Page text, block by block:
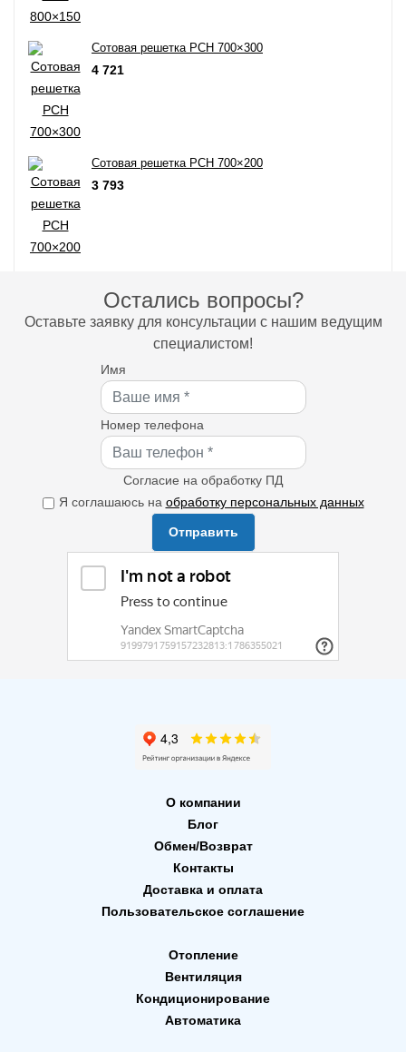
Сотовая решетка РСН 700×300
4 721
Сотовая решетка РСН 700×200
3 793
Остались вопросы?
Оставьте заявку для консультации с нашим ведущим
специалистом!
Имя
Номер телефона
Согласие на обработку ПД
Я соглашаюсь на обработку персональных данных
Отправить
О компании
Блог
Обмен/Возврат
Контакты
Доставка и оплата
Пользовательское соглашение
Отопление
Вентиляция
Кондиционирование
Автоматика